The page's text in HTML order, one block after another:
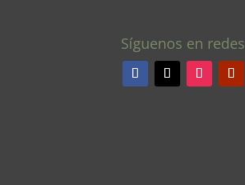
Síguenos en redes